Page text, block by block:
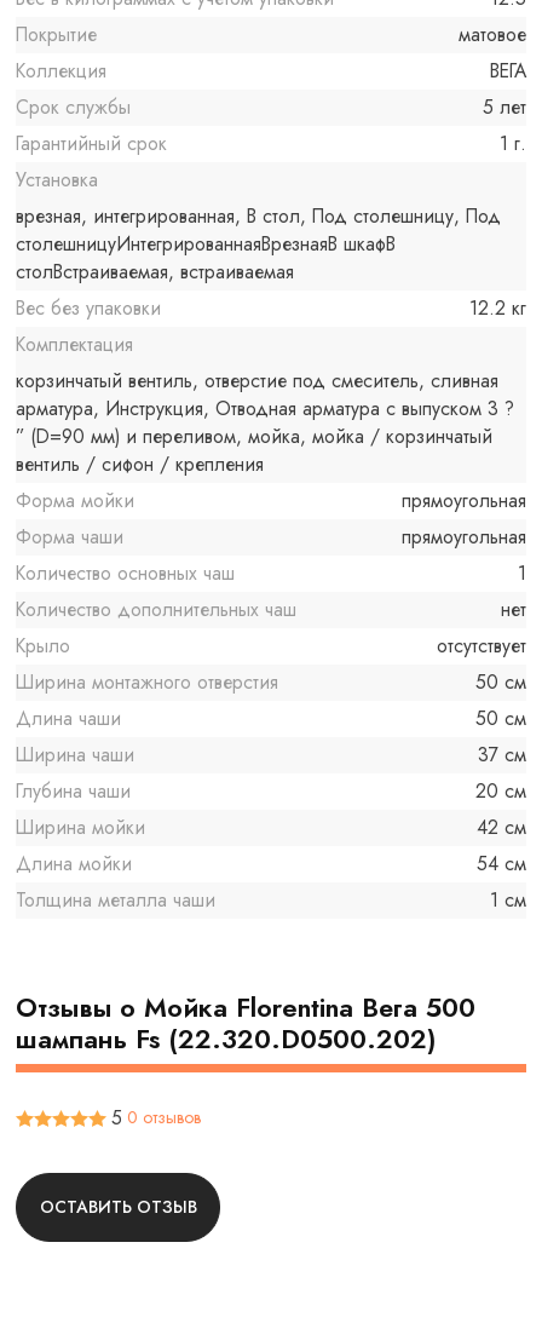
Покрытие
матовое
Коллекция
ВЕГА
Срок службы
5 лет
Гарантийный срок
1 г.
Установка
врезная, интегрированная, В стол, Под столешницу, Под
столешницуИнтегрированнаяВрезнаяВ шкафВ
столВстраиваемая, встраиваемая
Вес без упаковки
12.2 кг
Комплектация
корзинчатый вентиль, отверстие под смеситель, сливная
арматура, Инструкция, Отводная арматура с выпуском 3 ?
” (D=90 мм) и переливом, мойка, мойка / корзинчатый
вентиль / сифон / крепления
Форма мойки
прямоугольная
Форма чаши
прямоугольная
Количество основных чаш
1
Количество дополнительных чаш
нет
Крыло
отсутствует
Ширина монтажного отверстия
50 см
Длина чаши
50 см
Ширина чаши
37 см
Глубина чаши
20 см
Ширина мойки
42 см
Длина мойки
54 см
Толщина металла чаши
1 см
Отзывы о Мойка Florentina Вега 500
шампань Fs (22.320.D0500.202)
5 0 отзывов
ОСТАВИТЬ ОТЗЫВ